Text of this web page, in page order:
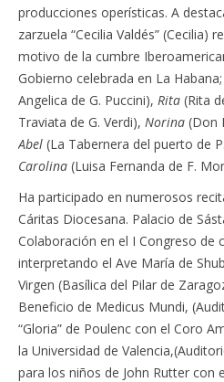
producciones operísticas. A
zarzuela “Cecilia Valdés” (Cecilia)
motivo de la cumbre
Gobierno celebrada en La Habana;
Angelica de G. Puccini), Rita(Rita
Traviata de G. Verdi), Norina (Don
Abel(La Tabernera del puerto de
Carolina (Luisa Fernanda de F.
Ha participado en numerosos
Cáritas Diocesana. Palacio de
Colaboración en el I Congreso de
interpretando el Ave María de
Virgen (Basílica del Pilar de
Beneficio de Medicus Mundi,
“Gloria” de Poulenc con el Coro
la Universidad de
para los niños de John Rutter con